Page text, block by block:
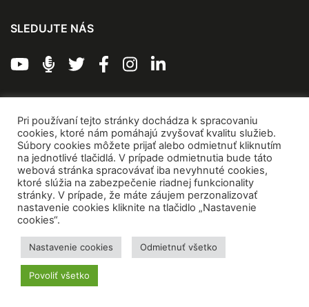
SLEDUJTE NÁS
POPULARIZÁCIA VAT
O NCP VaT
Kontakty
Zážitkové centrá vedy
SK CRIS
CIP VVI
Koncepčné materiály
Pri používaní tejto stránky dochádza k spracovaniu
cookies, ktoré nám pomáhajú zvyšovať kvalitu služieb.
Súbory cookies môžete prijať alebo odmietnuť kliknutím
na jednotlivé tlačidlá. V prípade odmietnutia bude táto
webová stránka spracovávať iba nevyhnuté cookies,
ktoré slúžia na zabezpečenie riadnej funkcionality
stránky. V prípade, že máte záujem perzonalizovať
nastavenie cookies kliknite na tlačidlo „Nastavenie
cookies“.
Nastavenie cookies Odmietnuť všetko
Povoliť všetko